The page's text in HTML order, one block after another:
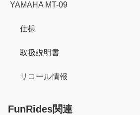
YAMAHA MT-09
仕様
取扱説明書
リコール情報
FunRides関連